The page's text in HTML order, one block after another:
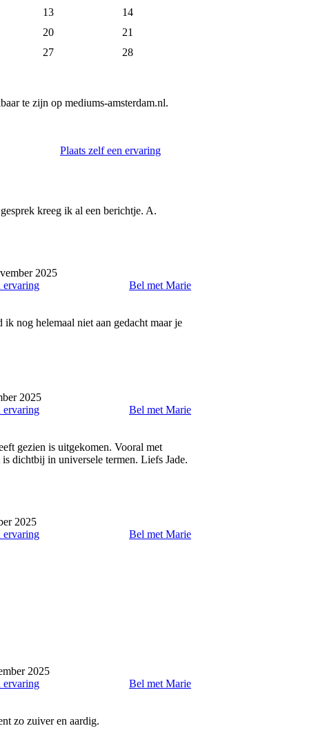
13
14
20
21
27
28
te zijn op mediums-amsterdam.nl.
Plaats zelf een ervaring
kreeg ik al een berichtje. A.
2025
ervaring
Bel met Marie
nog helemaal niet aan gedacht maar je
2025
ervaring
Bel met Marie
gezien is uitgekomen. Vooral met
dichtbij in universele termen. Liefs Jade.
2025
ervaring
Bel met Marie
2025
ervaring
Bel met Marie
zo zuiver en aardig.